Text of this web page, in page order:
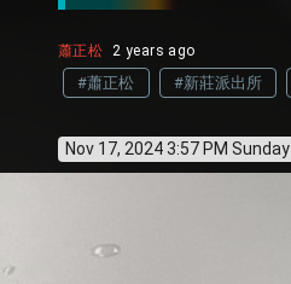
蕭正松 2 years ago
#蕭正松 #新莊派出所
Nov 17, 2024 3:57 PM Sunday